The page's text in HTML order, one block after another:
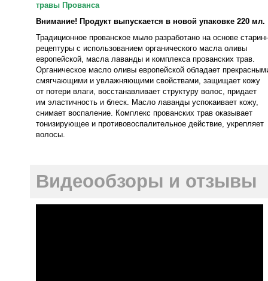
травы Прованса
Внимание! Продукт выпускается в новой упаковке 220 мл.
Традиционное прованское мыло разработано на основе
рецептуры с использованием органического масла оливы
европейской, масла лаванды и комплекса прованских трав.
Органическое масло оливы европейской обладает
смягчающими и увлажняющими свойствами, защищает кожу
от потери влаги, восстанавливает структуру волос, придает
им эластичность и блеск. Масло лаванды успокаивает кожу,
снимает воспаление. Комплекс прованских трав оказывает
тонизирующее и противовоспалительное действие, укрепляет
волосы.
Видеообзоры и отзывы